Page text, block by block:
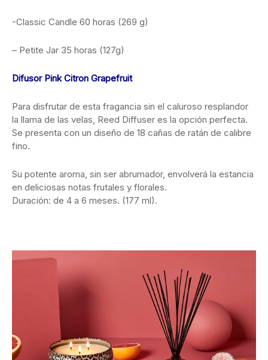
-Classic Candle 60 horas (269 g)
– Petite Jar 35 horas (127g)
Difusor Pink Citron Grapefruit
Para disfrutar de esta fragancia sin el caluroso resplandor
la llama de las velas, Reed Diffuser es la opción perfecta.
Se presenta con un diseño de 18 cañas de ratán de calibre
fino.
Su potente aroma, sin ser abrumador, envolverá la estancia
en deliciosas notas frutales y florales.
Duración: de 4 a 6 meses. (177 ml).